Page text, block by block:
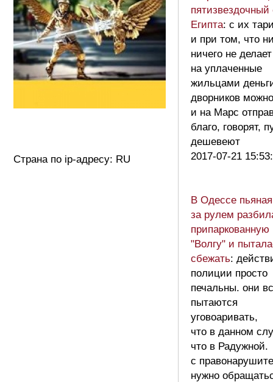
Страна по ip-адресу: RU
пятизвездочный
Египта: с их
и при том, что
ничего не делает
на уплаченные
жильцами
дворников можно
и на Марс
благо, говорят,
дешевеют
2017-07-21
В Одессе
за рулем
припаркованную
"Волгу" и
сбежать:
полиции просто
печальны. они
пытаются
уговоаривать,
что в данном
что в Радужной.
с
нужно